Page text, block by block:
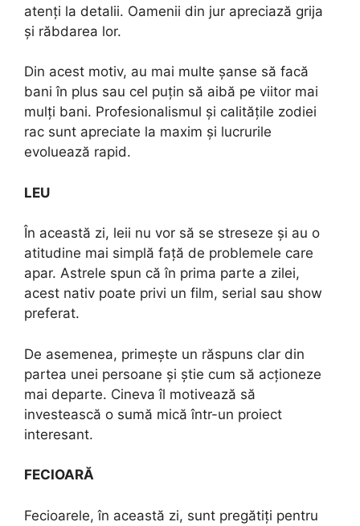
atenți la detalii. Oamenii din jur apreciază grija
și răbdarea lor.
Din acest motiv, au mai multe șanse să facă
bani în plus sau cel puțin să aibă pe viitor mai
mulți bani. Profesionalismul și calitățile zodiei
rac sunt apreciate la maxim și lucrurile
evoluează rapid.
LEU
În această zi, leii nu vor să se streseze și au o
atitudine mai simplă față de problemele care
apar. Astrele spun că în prima parte a zilei,
acest nativ poate privi un film, serial sau show
preferat.
De asemenea, primește un răspuns clar din
partea unei persoane și știe cum să acționeze
mai departe. Cineva îl motivează să
investească o sumă mică într-un proiect
interesant.
FECIOARĂ
Fecioarele, în această zi, sunt pregătiți pentru